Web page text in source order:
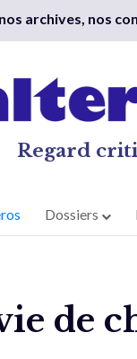
archives, nos
Regard
Dossiers
de